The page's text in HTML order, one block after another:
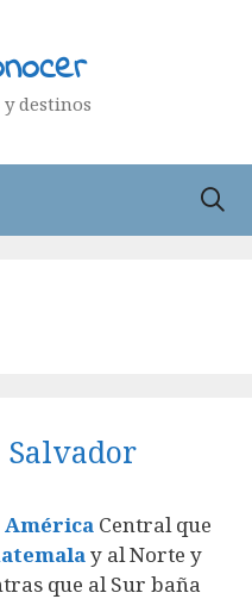
destinos
Salvador
América Central que
y al Norte y
que al Sur baña